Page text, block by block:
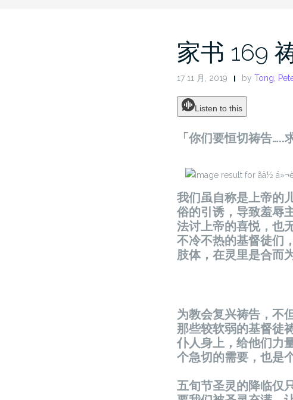
家书 169
17 11 月, 2019 by Tong,
Listen to this
「你们要恒切祷告
我们虽自称是上帝的
俗的引诱，导致羞辱
法讨上帝的喜悦，也
不冷不热的基督徒们
肢体，在灵里是合而
为教会复兴祷告，不
那些较软弱的基督徒
仆人身上，给他们力
个急切的需要，也是
五旬节圣灵的降临仅